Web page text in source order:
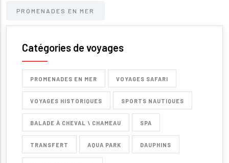
PROMENADES EN MER
Catégories de voyages
PROMENADES EN MER VOYAGES SAFARI
VOYAGES HISTORIQUES SPORTS NAUTIQUES
BALADE À CHEVAL \ CHAMEAU SPA
TRANSFERT AQUA PARK DAUPHINS